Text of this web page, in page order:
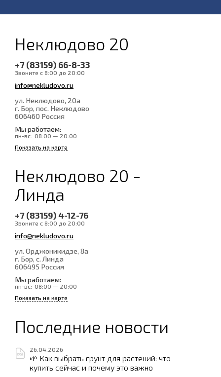
Неклюдово 20
+7 (83159) 66-8-33
Звоните с 8:00 до 20:00
info@nekludovo.ru
ул. Неклюдово, 20а
г. Бор, пос. Неклюдово
606460 Россия
Мы работаем:
пн-вс: 08:00 — 20:00
Показать на карте
Неклюдово 20 -
Линда
+7 (83159) 4-12-76
Звоните с 8:00 до 20:00
info@nekludovo.ru
ул. Орджоникидзе, 8а
г. Бор, с. Линда
606495 Россия
Мы работаем:
пн-вс: 08:00 — 20:00
Показать на карте
Последние новости
26.04.2026
🌱 Как выбрать грунт для растений: что
купить сейчас и почему это важно